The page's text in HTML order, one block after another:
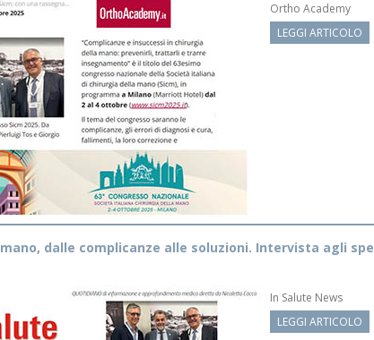
Ortho Academy
LEGGI ARTICOLO
dalle complicanze alle soluzioni. Intervista agli
In Salute News
LEGGI ARTICOLO